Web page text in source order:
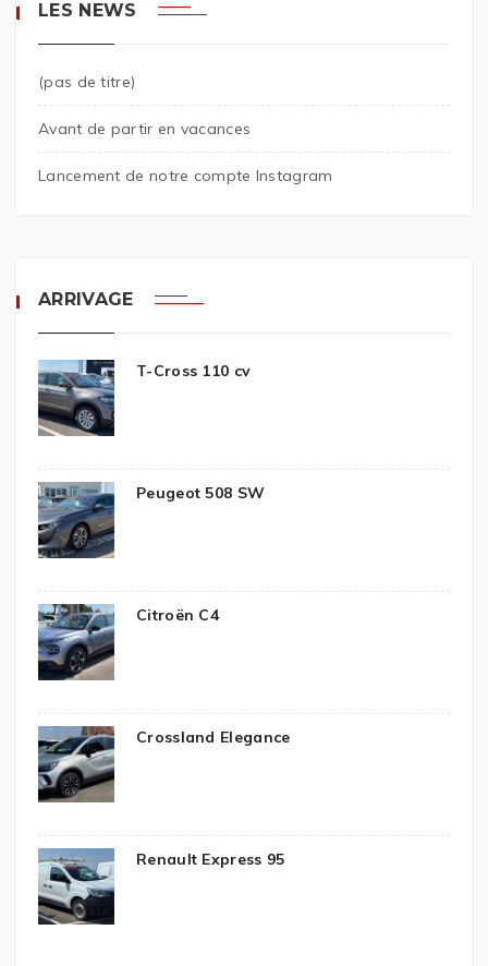
LES NEWS
(pas de titre)
Avant de partir en vacances
Lancement de notre compte Instagram
ARRIVAGE
T-Cross 110 cv
Peugeot 508 SW
Citroën C4
Crossland Elegance
Renault Express 95